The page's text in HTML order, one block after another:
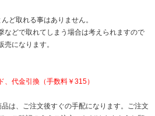
ど取れる事はありません。
などで取れてしまう場合は考えられますので
になります。
代金引換（手数料￥315）
は、ご注文後すぐの手配になります。ご注文